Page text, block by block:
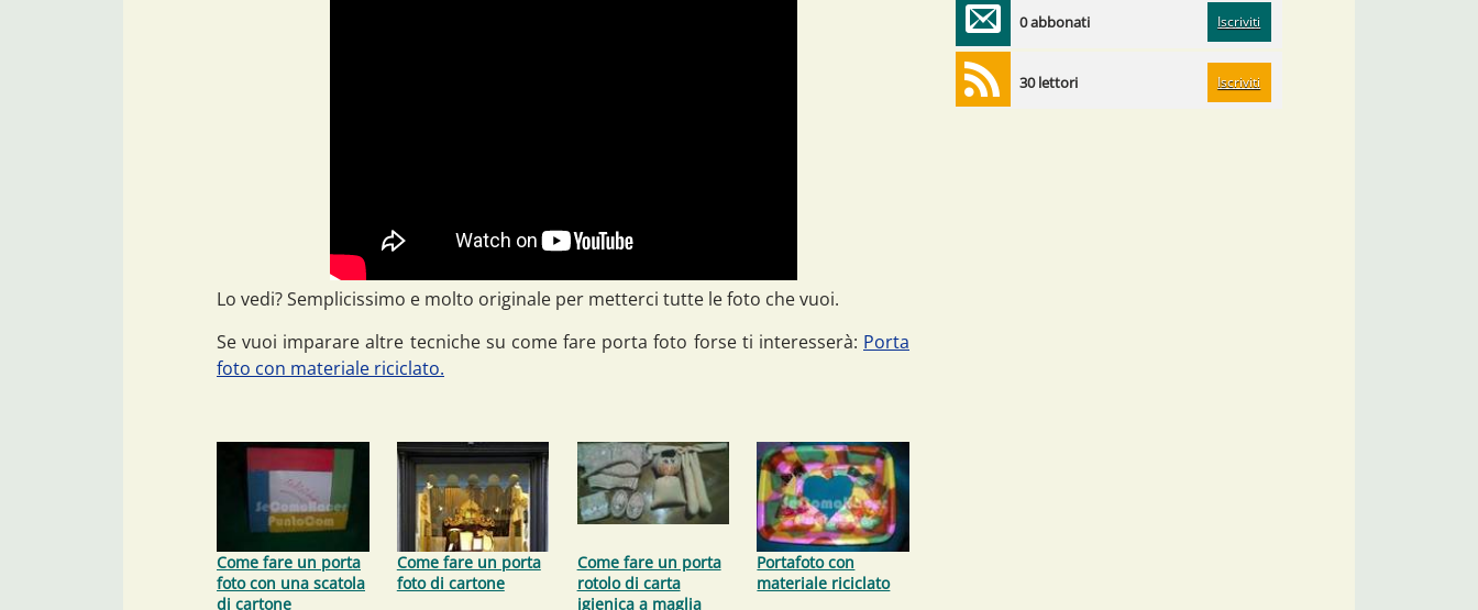
Lo vedi? Semplicissimo e molto originale per metterci tutte le foto che vuoi.
Se vuoi imparare altre tecniche su come fare porta foto forse ti interesserà: Porta
foto con materiale riciclato.
Come fare un porta
foto con una scatola
di cartone
Come fare un porta
foto di cartone
Come fare un porta
rotolo di carta
igienica a maglia
Portafoto con
materiale riciclato
0 abbonati Iscriviti
30 lettori Iscriviti